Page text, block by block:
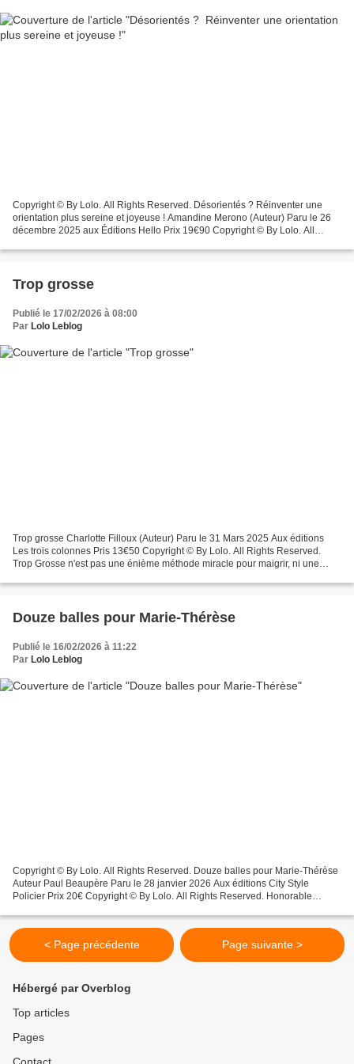
Copyright © By Lolo. All Rights Reserved. Désorientés ? Réinventer une
orientation plus sereine et joyeuse ! Amandine Merono (Auteur) Paru le 26
décembre 2025 aux Éditions Hello Prix 19€90 Copyright © By Lolo. All
Trop grosse
Publié le 17/02/2026 à 08:00
Par Lolo Leblog
Trop grosse Charlotte Filloux (Auteur) Paru le 31 Mars 2025 Aux éditions
Les trois colonnes Pris 13€50 Copyright © By Lolo. All Rights Reserved.
Trop Grosse n'est pas une énième méthode miracle pour maigrir, ni une
Douze balles pour Marie-Thérèse
Publié le 16/02/2026 à 11:22
Par Lolo Leblog
Copyright © By Lolo. All Rights Reserved. Douze balles pour Marie-Thérèse
Auteur Paul Beaupère Paru le 28 janvier 2026 Aux éditions City Style
Policier Prix 20€ Copyright © By Lolo. All Rights Reserved. Honorable
< Page précédente Page suivante >
Hébergé par Overblog
Top articles
Pages